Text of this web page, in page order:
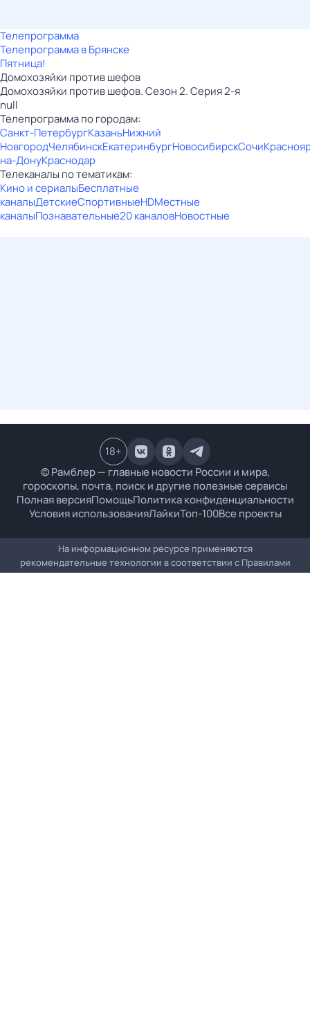
Телепрограмма
Телепрограмма в Брянске
Пятница!
Домохозяйки против шефов
Домохозяйки против шефов. Сезон 2. Серия 2-я
null
Телепрограмма по городам:
Санкт-ПетербургКазаньНижний
НовгородЧелябинскЕкатеринбургНовосибирскСочи
на-ДонуКраснодар
Телеканалы по тематикам:
Кино и сериалыБесплатные
каналыДетскиеСпортивныеHDМестные
каналыПознавательные20 каналовНовостные
© Рамблер — главные новости России и мира,
гороскопы, почта, поиск и другие полезные сервисы
Полная версияПомощьПолитика конфиденциальности
Условия использованияЛайкиТоп-100Все проекты
18+
На информационном ресурсе применяются
рекомендательные технологии в соответствии с Правилами